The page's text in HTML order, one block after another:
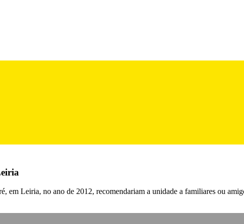
em Leiria, no ano de 2012, recomendariam a unidade a familiares ou